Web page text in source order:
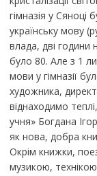
гімназія у
українську мову
влада, дві години
було 80. Але з 1
мови у гімназії
художника,
віднаходимо
учня» Богдана
як нова, добра
Окрім книжки,
музикою,